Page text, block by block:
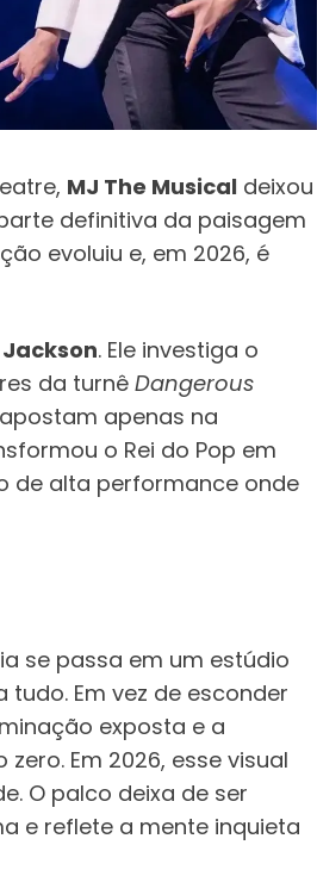
MJ The Musical deixou
definitiva da paisagem
evoluiu e, em 2026, é
. Ele investiga o
da turnê Dangerous
apenas na
o Rei do Pop em
de alta performance onde
se passa em um estúdio
tudo. Em vez de esconder
exposta e a
Em 2026, esse visual
O palco deixa de ser
e reflete a mente inquieta